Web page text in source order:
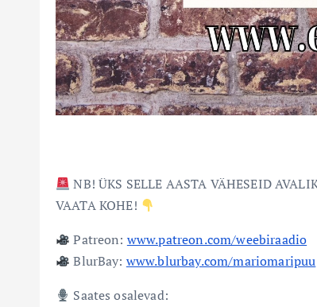
NB! ÜKS SELLE AASTA VÄHESEID
VAATA KOHE!
Patreon: www.patreon.com/weebiraadio
BlurBay: www.blurbay.com/mariomaripuu
Saates osalevad: